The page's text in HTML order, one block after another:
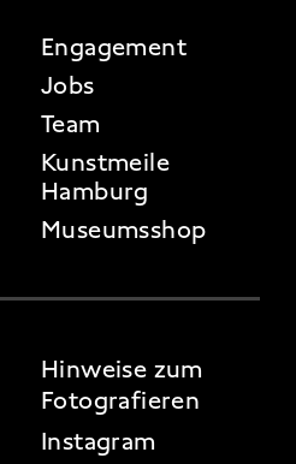
Engagement
Jobs
Team
Kunstmeile
Hamburg
Museumsshop
Hinweise zum
Fotografieren
Instagram